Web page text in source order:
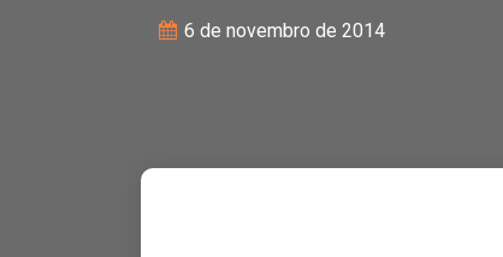
6 de novembro de 2014